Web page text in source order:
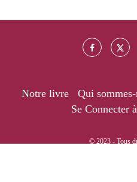
Notre livre Qui
Se Connecter
© 2023 - Tous